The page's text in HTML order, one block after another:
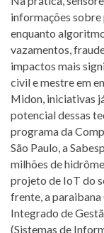
informações sobre
enquanto
vazamentos,
impactos mais
civil e mestre em
Midon, iniciativas
potencial dessas
programa da
São Paulo, a
milhões de
projeto de IoT do
frente, a
Integrado de
(Sistemas de